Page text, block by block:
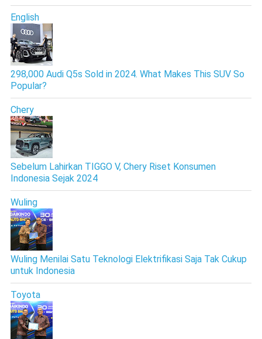
English
298,000 Audi Q5s Sold in 2024. What Makes This SUV So
Popular?
Chery
Sebelum Lahirkan TIGGO V, Chery Riset Konsumen
Indonesia Sejak 2024
Wuling
Wuling Menilai Satu Teknologi Elektrifikasi Saja Tak Cukup
untuk Indonesia
Toyota